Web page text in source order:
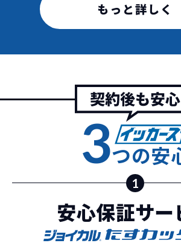
イッカーズは高残価設定
頭金不要で超低価格！憧れのクル
安さの秘密
高残価設定を実
低価格が可能に
イッカーズなら短期リースでも
に新車なので故障の心配がありま
故障リスクが非常に
3年以内の契約なので、故障リ
に少なくなります。例え故障し
ー保証があるから安心です。
イッカーズなら頭金・ボーナス払
金など一切不要！一括価格をお支
新車購入時の税金
諸費用などが不要
車を購入する場合、購入時に
用｣や「各種税金」は車両本
もっと詳しく
3つの安
1
安心保証サー